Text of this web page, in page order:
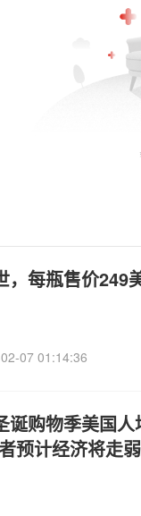
，每瓶售价249
07 01:14:36
诞购物季美国
预计经济将走弱